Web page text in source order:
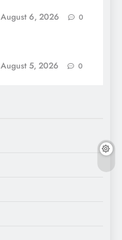
August 6, 2026 0
August 5, 2026 0